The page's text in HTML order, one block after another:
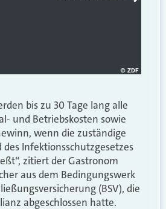
bis zu 30 Tage lang alle
und Betriebskosten sowie
wenn die zuständige
Infektionsschutzgesetzes
zitiert der Gastronom
aus dem Bedingungswerk
(BSV), die
abgeschlossen hatte.